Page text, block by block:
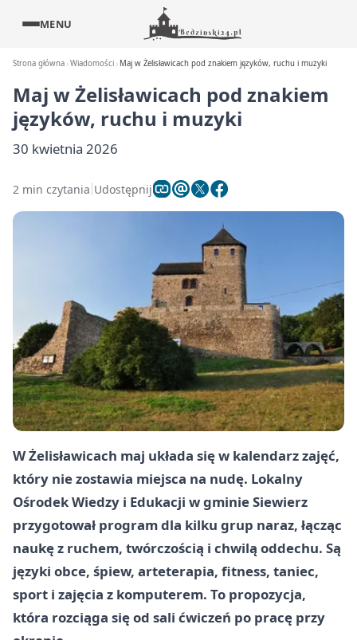
MENU
Strona główna Wiadomości Maj w Żelisławicach pod znakiem języków, ruchu i muzyki
Maj w Żelisławicach pod znakiem
języków, ruchu i muzyki
30 kwietnia 2026
2 min czytania Udostępnij
W Żelisławicach maj układa się w kalendarz zajęć,
który nie zostawia miejsca na nudę. Lokalny
Ośrodek Wiedzy i Edukacji w gminie Siewierz
przygotował program dla kilku grup naraz, łącząc
naukę z ruchem, twórczością i chwilą oddechu. Są
języki obce, śpiew, arteterapia, fitness, taniec,
sport i zajęcia z komputerem. To propozycja,
która rozciąga się od sali ćwiczeń po pracę przy